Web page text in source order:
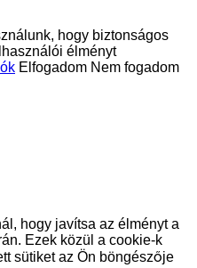
hogy biztonságos
élményt
Elfogadom Nem fogadom
hogy javítsa az élményt a
Ezek közül a cookie-k
sütiket az Ön böngészője